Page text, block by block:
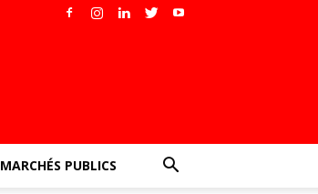
MARCHÉS PUBLICS